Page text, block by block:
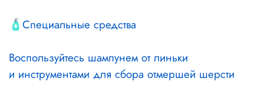
🧴Специальные средства
Воспользуйтесь шампунем от линьки
и инструментами для сбора отмершей шерсти